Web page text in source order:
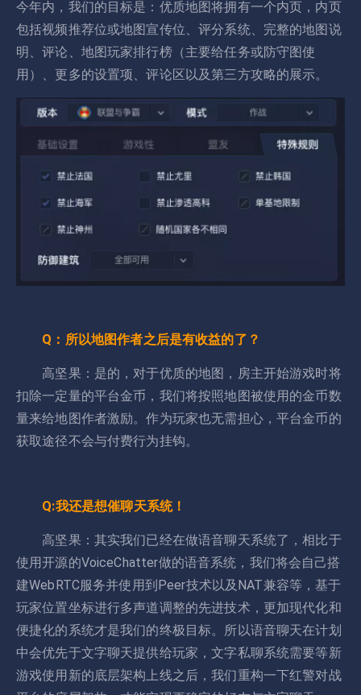
今年内，我们的目标是：优质地图将拥有一个内页，内页
包括视频推荐位或地图宣传位、评分系统、完整的地图说
明、评论、地图玩家排行榜（主要给任务或防守图使
用）、更多的设置项、评论区以及第三方攻略的展示。
Q：所以地图作者之后是有收益的了？
高坚果：是的，对于优质的地图，房主开始游戏时将
扣除一定量的平台金币，我们将按照地图被使用的金币数
量来给地图作者激励。作为玩家也无需担心，平台金币的
获取途径不会与付费行为挂钩。
Q:我还是想催聊天系统！
高坚果：其实我们已经在做语音聊天系统了，相比于
使用开源的VoiceChatter做的语音系统，我们将会自己搭
建WebRTC服务并使用到Peer技术以及NAT兼容等，基于
玩家位置坐标进行多声道调整的先进技术，更加现代化和
便捷化的系统才是我们的终极目标。所以语音聊天在计划
中会优先于文字聊天提供给玩家，文字私聊系统需要等新
游戏使用新的底层架构上线之后，我们重构一下红警对战